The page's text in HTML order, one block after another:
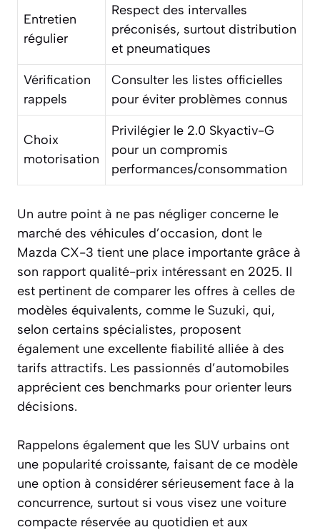
Entretien
régulier
Respect des intervalles
préconisés, surtout distribution
et pneumatiques
Vérification
rappels
Consulter les listes officielles
pour éviter problèmes connus
Choix
motorisation
Privilégier le 2.0 Skyactiv-G
pour un compromis
performances/consommation
Un autre point à ne pas négliger concerne le
marché des véhicules d’occasion, dont le
Mazda CX-3 tient une place importante grâce à
son rapport qualité-prix intéressant en 2025. Il
est pertinent de comparer les offres à celles de
modèles équivalents, comme le Suzuki, qui,
selon certains spécialistes, proposent
également une excellente fiabilité alliée à des
tarifs attractifs. Les passionnés d’automobiles
apprécient ces benchmarks pour orienter leurs
décisions.
Rappelons également que les SUV urbains ont
une popularité croissante, faisant de ce modèle
une option à considérer sérieusement face à la
concurrence, surtout si vous visez une voiture
compacte réservée au quotidien et aux